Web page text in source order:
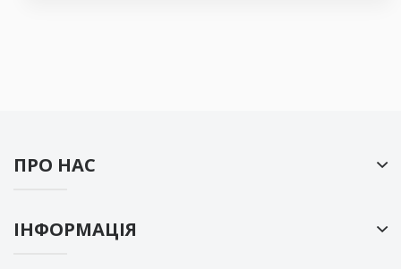
ПРО НАС
ІНФОРМАЦІЯ